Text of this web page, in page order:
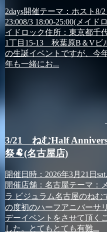
2days開催テーマ：ホスト8/2
23:008/3 18:00-25:00(メイド
イドロック住所：東京都千
1丁目15-13 秋葉原B＆Vビ
の生誕イベントですが、今
年も一緒にお...
3/21 ねむHalf
祭🐏(名古屋店)
開催日時：2026年3月21日
開催店舗：名古屋テーマ：
ラ ビジュラム名古屋のねむで
の度初のハーフアニバーサ
デーイベントをさせて頂く
した。とてもとても有難...